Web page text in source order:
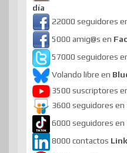
día
22000 seguidores
5000 amig@s en
57000 seguidores
Volando libre en
3500 suscriptores
3600 seguidores en
6000 seguidores en
8000 contactos